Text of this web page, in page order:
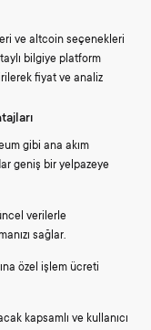
ve altcoin seçenekleri
bilgiye platform
fiyat ve analiz
gibi ana akım
geniş bir yelpazeye
verilerle
sağlar.
özel işlem ücreti
kapsamlı ve kullanıcı